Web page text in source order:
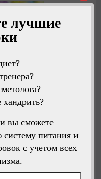
лучшие
вы сможете
систему питания и
с учетом всех